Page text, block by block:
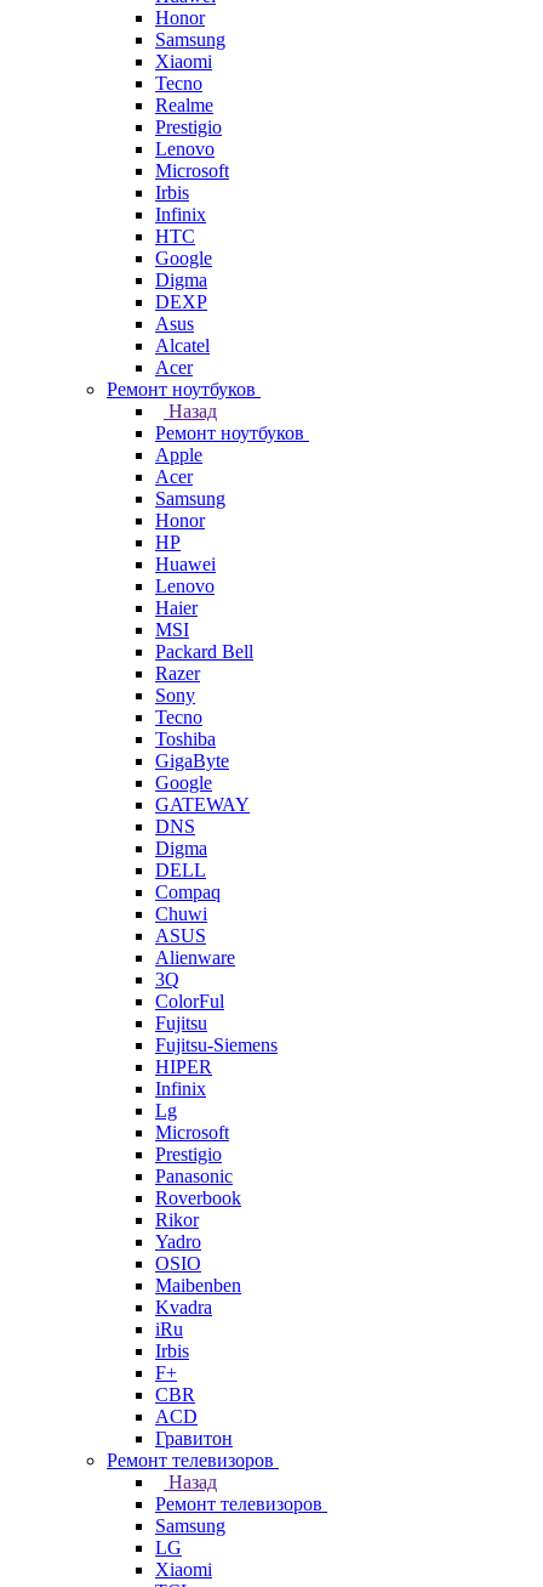
Honor
Samsung
Xiaomi
Tecno
Realme
Prestigio
Lenovo
Microsoft
Irbis
Infinix
HTC
Google
Digma
DEXP
Asus
Alcatel
Acer
Ремонт ноутбуков
Назад
Ремонт ноутбуков
Apple
Acer
Samsung
Honor
HP
Huawei
Lenovo
Haier
MSI
Packard Bell
Razer
Sony
Tecno
Toshiba
GigaByte
Google
GATEWAY
DNS
Digma
DELL
Compaq
Chuwi
ASUS
Alienware
3Q
ColorFul
Fujitsu
Fujitsu-Siemens
HIPER
Infinix
Lg
Microsoft
Prestigio
Panasonic
Roverbook
Rikor
Yadro
OSIO
Maibenben
Kvadra
iRu
Irbis
F+
CBR
ACD
Гравитон
Ремонт телевизоров
Назад
Ремонт телевизоров
Samsung
LG
Xiaomi